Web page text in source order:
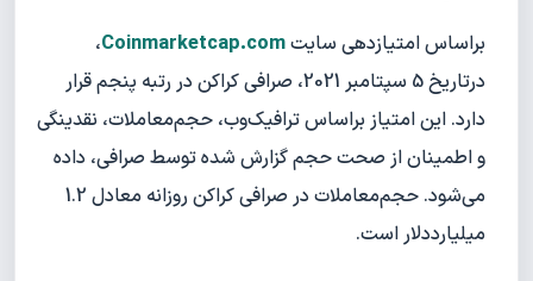
براساس امتیاز‌دهی سایتCoinmarketcap.com،
درتاریخ 5 سپتامبر 2021، صرافی کراکن در رتبه پنجم قرار
دارد. این امتیاز براساس ترافیک‌وب، حجم‌معاملات، نقدینگی
و اطمینان از صحت حجم گزارش شده توسط صرافی، داده
می‌شود. حجم‌معاملات در صرافی کراکن روزانه معادل 1.2
میلیارددلار است.